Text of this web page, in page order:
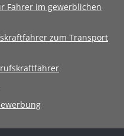
Fahrer im gewerblichen
zum Transport